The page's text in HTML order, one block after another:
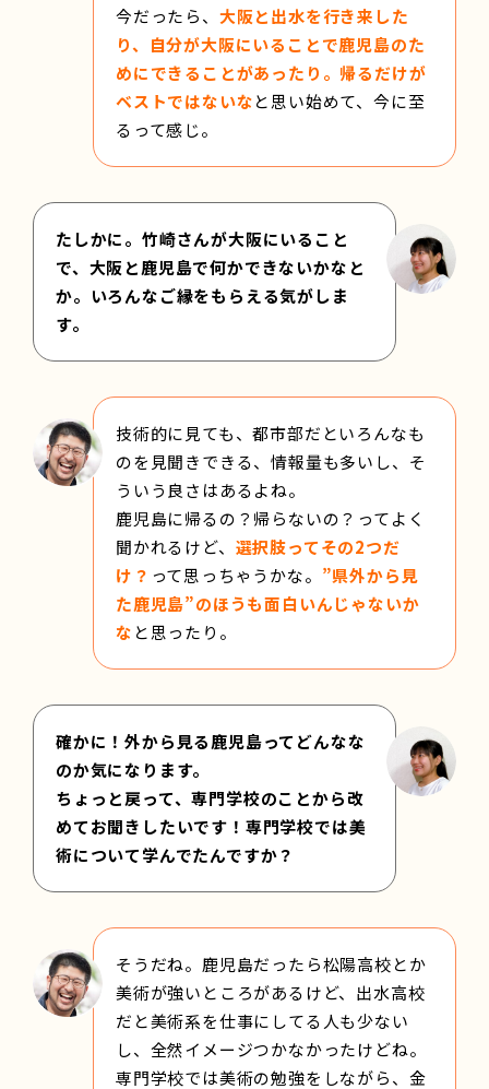
今だったら、 大阪と出水を行き来した
り、自分が大阪にいることで鹿児島のた
めにできることがあったり。帰るだけが
ベストではないなと思い始めて、今に至
るって感じ。
たしかに。竹崎さんが大阪にいること
で、大阪と鹿児島で何かできないかなと
か。いろんなご縁をもらえる気がしま
す。
技術的に見ても、都市部だといろんなも
のを見聞きできる、情報量も多いし、そ
ういう良さはあるよね。
鹿児島に帰るの？帰らないの？ってよく
聞かれるけど、 選択肢ってその2つだ
け？ って思っちゃうかな。 ”県外から見
た鹿児島”のほうも面白いんじゃないか
な と思ったり。
確かに！外から見る鹿児島ってどんなな
のか気になります。
ちょっと戻って、専門学校のことから改
めてお聞きしたいです！専門学校では美
術について学んでたんですか？
そうだね。鹿児島だったら松陽高校とか
美術が強いところがあるけど、出水高校
だと美術系を仕事にしてる人も少ない
し、全然イメージつかなかったけどね。
専門学校では美術の勉強をしながら、金